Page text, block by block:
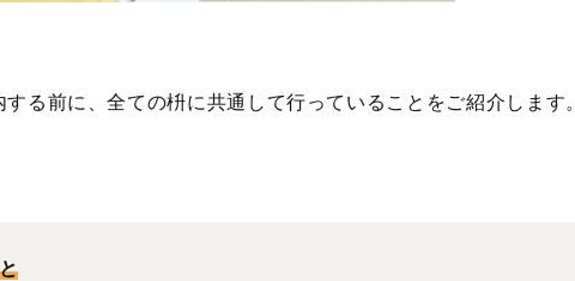
る前に、全ての枡に共通して行っていることをご紹介します。